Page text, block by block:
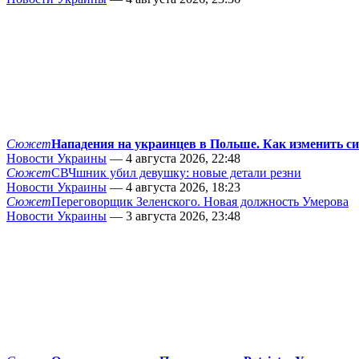
СюжетНападения на украинцев в Польше. Как изменить
Новости Украины — 4 августа 2026, 22:48
СюжетСВЧшник убил девушку: новые детали резни
Новости Украины — 4 августа 2026, 18:23
СюжетПереговорщик Зеленского. Новая должность Умерова
Новости Украины — 3 августа 2026, 23:48